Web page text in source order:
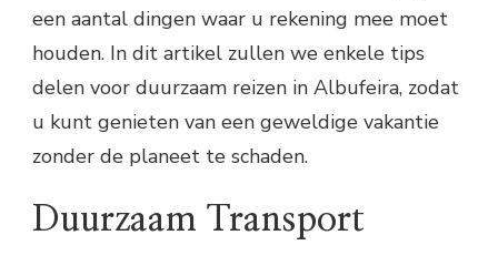
een aantal dingen waar u rekening mee moet
houden. In dit artikel zullen we enkele tips
delen voor duurzaam reizen in Albufeira, zodat
u kunt genieten van een geweldige vakantie
zonder de planeet te schaden.
Duurzaam Transport